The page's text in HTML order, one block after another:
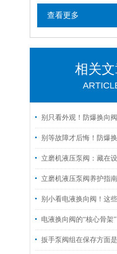
查看更多
相关
扳手泵阀组在保存方面